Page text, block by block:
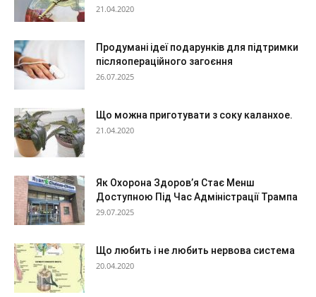
21.04.2020
Продумані ідеї подарунків для підтримки
післяопераційного загоєння
26.07.2025
Що можна приготувати з соку каланхое.
21.04.2020
Як Охорона Здоров’я Стає Менш
Доступною Під Час Адміністрації Трампа
29.07.2025
Що любить і не любить нервова система
20.04.2020